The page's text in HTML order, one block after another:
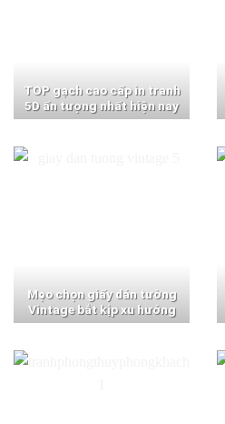
TOP gạch cao cấp in tranh
5D ấn tượng nhất hiện nay
Mẹo chọn giấy dán tường
Vintage bắt kịp xu hướng